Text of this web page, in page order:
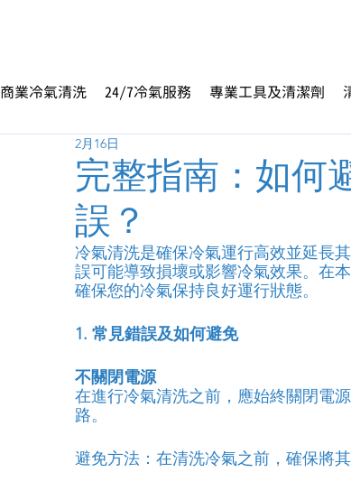
商業冷氣清洗 24/7冷氣服務 專業工具及清潔劑
完整指南：如何
誤？
2月16日
冷氣清洗是確保冷氣運行高效並延長
誤可能導致損壞或影響冷氣效果。在
確保您的冷氣保持良好運行狀態。
1. 常見錯誤及如何避免
不關閉電源
在進行冷氣清洗之前，應始終關閉電
路。
避免方法：在清洗冷氣之前，確保將